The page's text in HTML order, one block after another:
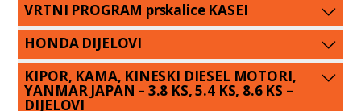
VRTNI PROGRAM prskalice KASEI
HONDA DIJELOVI
KIPOR, KAMA, KINESKI DIESEL MOTORI,
YANMAR JAPAN – 3.8 KS, 5.4 KS, 8.6 KS –
DIJELOVI